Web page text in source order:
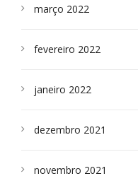
março 2022
fevereiro 2022
janeiro 2022
dezembro 2021
novembro 2021